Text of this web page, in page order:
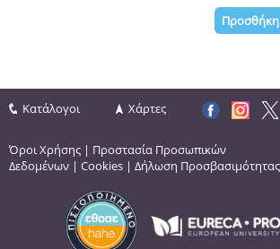
Προσθήκη
Κατάλογοι Χάρτες
Όροι Χρήσης | Προστασία Προσωπικών
Δεδομένων | Cookies | Δήλωση Προσβασιμότητας